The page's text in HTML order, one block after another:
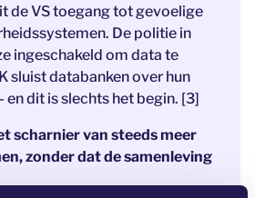
de VS toegang tot gevoelige
De politie in
ingeschakeld om data te
sluist databanken over hun
dit is slechts het begin. [3]
scharnier van steeds meer
zonder dat de samenleving